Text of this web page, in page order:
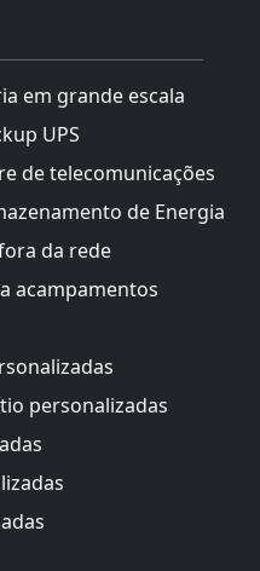
em grande escala
UPS
de telecomunicações
de Energia
da rede
acampamentos
personalizadas